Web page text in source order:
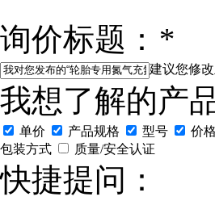
询价标题： *
建议您修
我想了解的产
单价 产品规格 型号 价
包装方式
质量/安全认证
快捷提问：